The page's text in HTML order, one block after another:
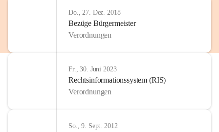
Do., 27. Dez. 2018
Bezüge Bürgermeister
Verordnungen
Fr., 30. Juni 2023
Rechtsinformationssystem (RIS)
Verordnungen
So., 9. Sept. 2012